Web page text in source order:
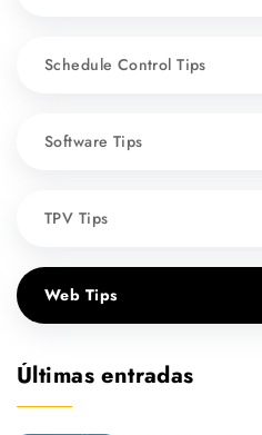
Schedule Control Tips
Software Tips
TPV Tips
Web Tips
Últimas entradas